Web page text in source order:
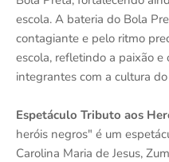
escola. A bateria do Bola
contagiante e pelo ritmo
escola, refletindo a paixão
integrantes com a cultura
Espetáculo Tributo aos
heróis negros" é um
Carolina Maria de Jesus,